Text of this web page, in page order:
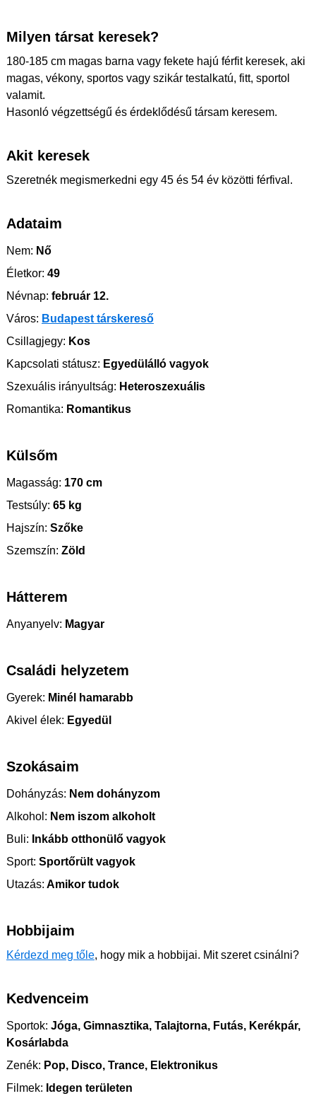
Milyen társat keresek?
180-185 cm magas barna vagy fekete hajú férfit keresek, aki
magas, vékony, sportos vagy szikár testalkatú, fitt, sportol
valamit.
Hasonló végzettségű és érdeklődésű társam keresem.
Akit keresek
Szeretnék megismerkedni egy 45 és 54 év közötti férfival.
Adataim
Nem: Nő
Életkor: 49
Névnap: február 12.
Város: Budapest társkereső
Csillagjegy: Kos
Kapcsolati státusz: Egyedülálló vagyok
Szexuális irányultság: Heteroszexuális
Romantika: Romantikus
Külsőm
Magasság: 170 cm
Testsúly: 65 kg
Hajszín: Szőke
Szemszín: Zöld
Hátterem
Anyanyelv: Magyar
Családi helyzetem
Gyerek: Minél hamarabb
Akivel élek: Egyedül
Szokásaim
Dohányzás: Nem dohányzom
Alkohol: Nem iszom alkoholt
Buli: Inkább otthonülő vagyok
Sport: Sportőrült vagyok
Utazás: Amikor tudok
Hobbijaim
Kérdezd meg tőle, hogy mik a hobbijai. Mit szeret csinálni?
Kedvenceim
Sportok: Jóga, Gimnasztika, Talajtorna, Futás, Kerékpár,
Kosárlabda
Zenék: Pop, Disco, Trance, Elektronikus
Filmek: Idegen területen